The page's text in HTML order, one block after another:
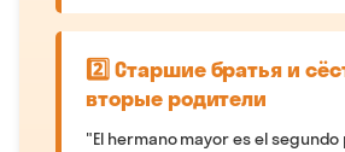
2️⃣ Старшие братья и
вторые родители
"El hermano mayor es el